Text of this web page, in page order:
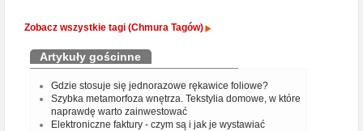
Zobacz wszystkie tagi (Chmura Tagów)
Artykuły gościnne
Gdzie stosuje się jednorazowe rękawice foliowe?
Szybka metamorfoza wnętrza. Tekstylia domowe, w które
naprawdę warto zainwestować
Elektroniczne faktury - czym są i jak je wystawiać